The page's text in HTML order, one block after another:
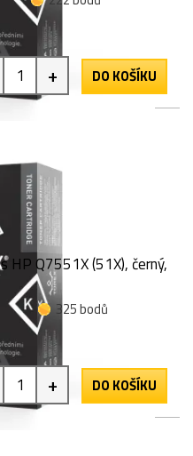
+ DO KOŠÍKU
HP Q7551X (51X), černý,
325 bodů
+ DO KOŠÍKU